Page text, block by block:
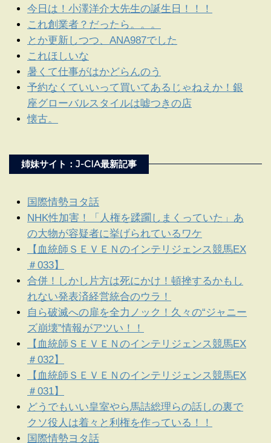
今日は！小澤洋介大先生の誕生日！！！
これ創業者？だったら。。。
とか更新しつつ、ANA987でした
これほしいな
暑くて仕事がはかどらんのう
予約なくていいって買いてあるじゃねえか！銀
座グローバルスタイルは嘘つきの店
懐古。
姉妹サイト：J-CIA最新記事
国際情勢ヨタ話
NHK性加害！「人権を蹂躙しまくっていた」あ
の大物が容疑者に挙げられているワケ
【血統師ＳＥＶＥＮのインテリジェンス競馬EX
＃033】
合併！しかし片方は死にかけ！頓挫するかもし
れない発表済経営統合のウラ！
自ら破滅への扉を全力ノック！久々の“ジャニー
ズ崩壊”情報がアツい！！
【血統師ＳＥＶＥＮのインテリジェンス競馬EX
＃032】
【血統師ＳＥＶＥＮのインテリジェンス競馬EX
＃031】
どうでもいい皇室やら馬詰総理らの話しの裏で
クソ役人は着々と利権を作っている！！
国際情勢ヨタ話